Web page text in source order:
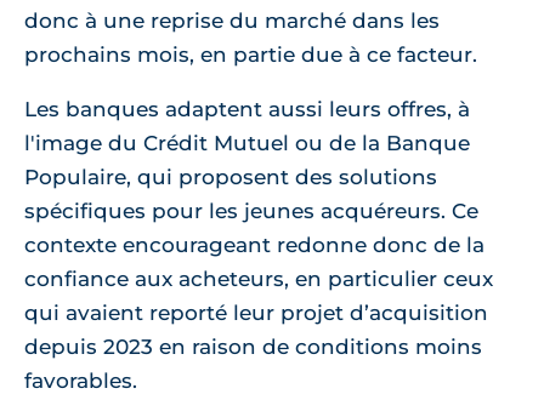
donc à une reprise du marché dans les
prochains mois, en partie due à ce facteur.
Les banques adaptent aussi leurs offres, à
l'image du Crédit Mutuel ou de la Banque
Populaire, qui proposent des solutions
spécifiques pour les jeunes acquéreurs. Ce
contexte encourageant redonne donc de la
confiance aux acheteurs, en particulier ceux
qui avaient reporté leur projet d’acquisition
depuis 2023 en raison de conditions moins
favorables.